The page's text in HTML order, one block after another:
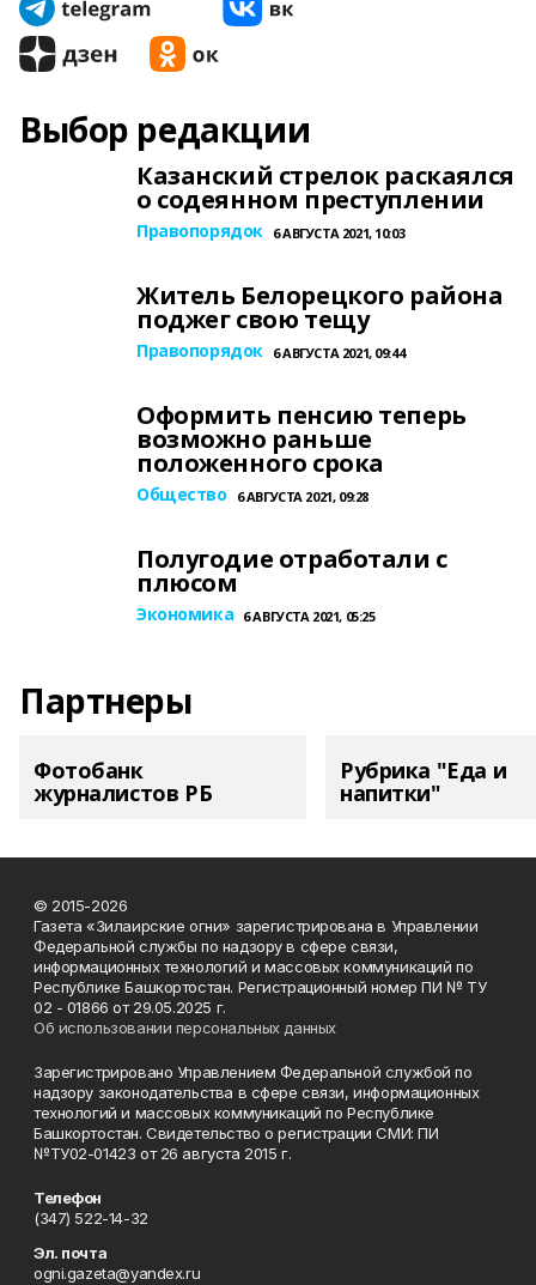
Выбор редакции
Казанский стрелок раскаялся
о содеянном преступлении
Правопорядок 6 АВГУСТА 2021, 10:03
Житель Белорецкого района
поджег свою тещу
Правопорядок 6 АВГУСТА 2021, 09:44
Оформить пенсию теперь
возможно раньше
положенного срока
Общество 6 АВГУСТА 2021, 09:28
Полугодие отработали с
плюсом
Экономика 6 АВГУСТА 2021, 05:25
Партнеры
Фотобанк
журналистов РБ
Рубрика "Еда и
напитки"
© 2015-2026
Газета «Зилаирские огни» зарегистрирована в Управлении
Федеральной службы по надзору в сфере связи,
информационных технологий и массовых коммуникаций по
Республике Башкортостан. Регистрационный номер ПИ № ТУ
02 - 01866 от 29.05.2025 г.
Об использовании персональных данных
Зарегистрировано Управлением Федеральной службой по
надзору законодательства в сфере связи, информационных
технологий и массовых коммуникаций по Республике
Башкортостан. Свидетельство о регистрации СМИ: ПИ
№ТУ02-01423 от 26 августа 2015 г.
Телефон
(347) 522-14-32
Эл. почта
ogni.gazeta@yandex.ru